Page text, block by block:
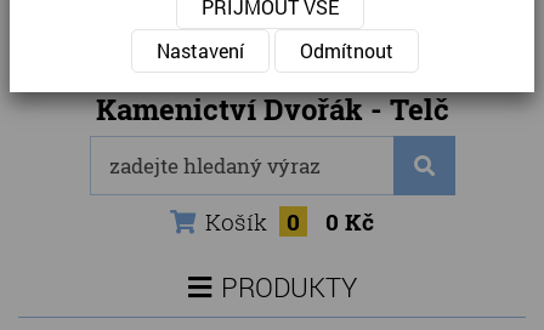
Naše kamenictví
Internetový obchod
Kamenictví Dvořák - Telč
Košík 0 0 Kč
PRODUKTY
PŘIJMOUT VŠE
Nastavení
Odmítnout